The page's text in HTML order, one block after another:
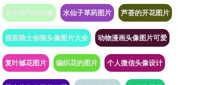
非常帅气的头像 水仙子草药图片 芦荟的开花图片
假面骑士创骑头像图片大全 动物漫画头像图片可爱
复叶槭花图片 编织花的图片 个人微信头像设计